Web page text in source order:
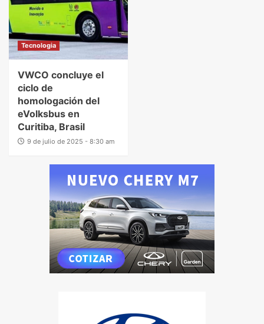
Tecnologia
VWCO concluye el
ciclo de
homologación del
eVolksbus en
Curitiba, Brasil
9 de julio de 2025 - 8:30 am